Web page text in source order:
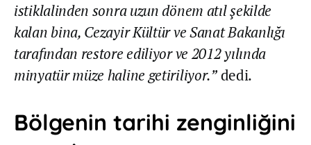
istiklalinden sonra uzun dönem atıl şekilde
kalan bina, Cezayir Kültür ve Sanat Bakanlığı
tarafından restore ediliyor ve 2012 yılında
minyatür müze haline getiriliyor.”dedi.
Bölgenin tarihi zenginliğini